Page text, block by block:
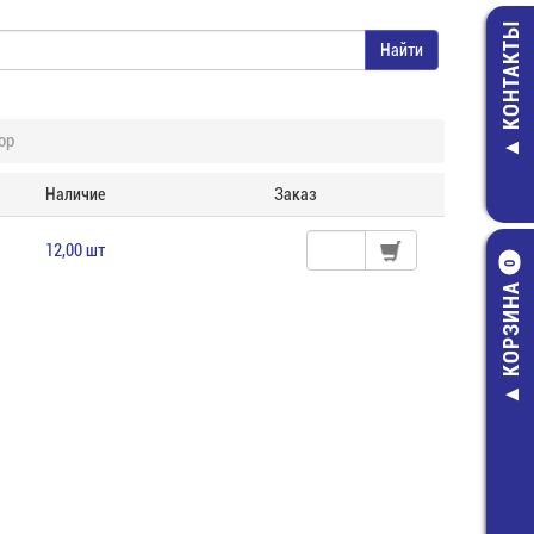
КОНТАКТЫ
КОРЗИНА
0
Наличие Заказ
12,00 шт